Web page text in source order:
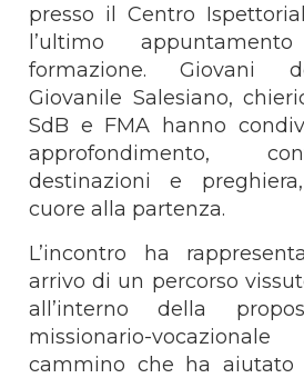
presso il Centro
l’ultimo
formazione. Giovani
Giovanile Salesiano,
SdB e FMA hanno
approfondimento,
destinazioni e
cuore alla partenza.
L’incontro ha
arrivo di un percorso
all’interno della
missionario-
cammino che ha aiutato